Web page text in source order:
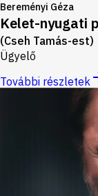
Bereményi Géza
Kelet-nyugati
(Cseh Tamás-est)
Ügyelő
További részletek